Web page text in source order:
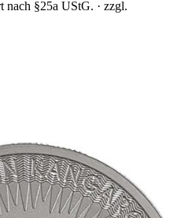
§25a UStG. · zzgl.